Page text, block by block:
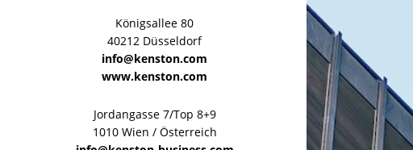
Königsallee 80
40212 Düsseldorf
info@kenston.com
www.kenston.com
Jordangasse 7/Top 8+9
1010 Wien / Österreich